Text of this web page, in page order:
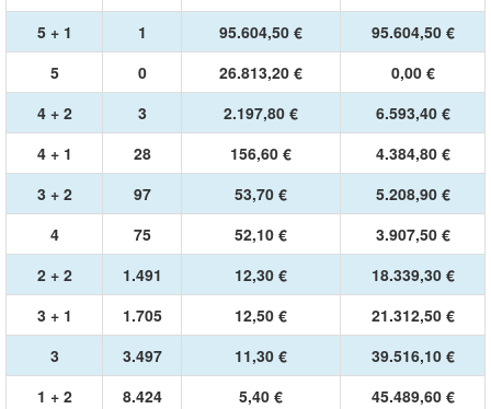
5 + 1
1 95.604,50 €
95.604,50 €
5
0 26.813,20 €
0,00 €
4 + 2
3 2.197,80 €
6.593,40 €
4 + 1
28 156,60 €
4.384,80 €
3 + 2
97 53,70 €
5.208,90 €
4
75 52,10 €
3.907,50 €
2 + 2
1.491 12,30 €
18.339,30 €
3 + 1
1.705 12,50 €
21.312,50 €
3
3.497 11,30 €
39.516,10 €
1 + 2
8.424 5,40 €
45.489,60 €